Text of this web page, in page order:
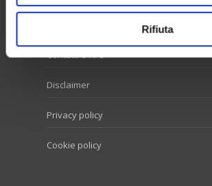
Rifiuta
Utilità
Contatti e RPD
Disclaimer
Privacy policy
Cookie policy